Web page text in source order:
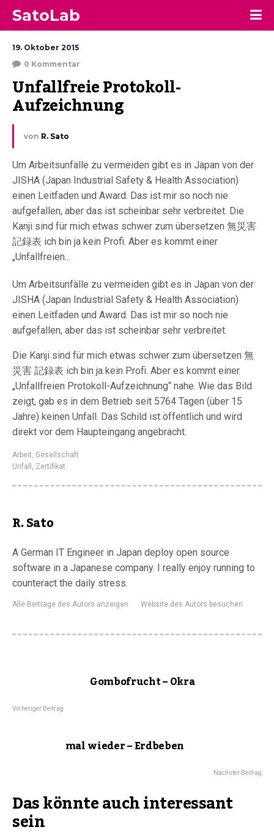
SatoLab
19. Oktober 2015
0 Kommentar
Unfallfreie Protokoll-
Aufzeichnung
von R. Sato
Um Arbeitsunfälle zu vermeiden gibt es in Japan von der
JISHA (Japan Industrial Safety & Health Association)
einen Leitfaden und Award. Das ist mir so noch nie
aufgefallen, aber das ist scheinbar sehr verbreitet. Die
Kanji sind für mich etwas schwer zum übersetzen 無災害
記録表 ich bin ja kein Profi. Aber es kommt einer
„Unfallfreien...
Um Arbeitsunfälle zu vermeiden gibt es in Japan von der
JISHA (Japan Industrial Safety & Health Association)
einen Leitfaden und Award. Das ist mir so noch nie
aufgefallen, aber das ist scheinbar sehr verbreitet.
Die Kanji sind für mich etwas schwer zum übersetzen 無
災害 記録表 ich bin ja kein Profi. Aber es kommt einer
„Unfallfreien Protokoll-Aufzeichnung“ nahe. Wie das Bild
zeigt, gab es in dem Betrieb seit 5764 Tagen (über 15
Jahre) keinen Unfall. Das Schild ist öffentlich und wird
direkt vor dem Haupteingang angebracht.
Arbeit, Gesellschaft
Unfall , Zertifikat
R. Sato
A German IT Engineer in Japan deploy open source
software in a Japanese company. I really enjoy running to
counteract the daily stress.
Alle Beiträge des Autors anzeigen Website des Autors besuchen
Gombofrucht – Okra
Vorheriger Beitrag
mal wieder – Erdbeben
Nächster Beitrag
Das könnte auch interessant
sein